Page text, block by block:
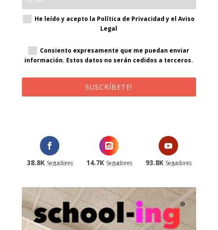
He leído y acepto la Política de Privacidad y el Aviso
Legal
Consiento expresamente que me puedan enviar
información. Estos datos no serán cedidos a terceros.
SUSCRÍBETE!
38.8K Seguidores 14.7K Seguidores 93.8K Seguidores